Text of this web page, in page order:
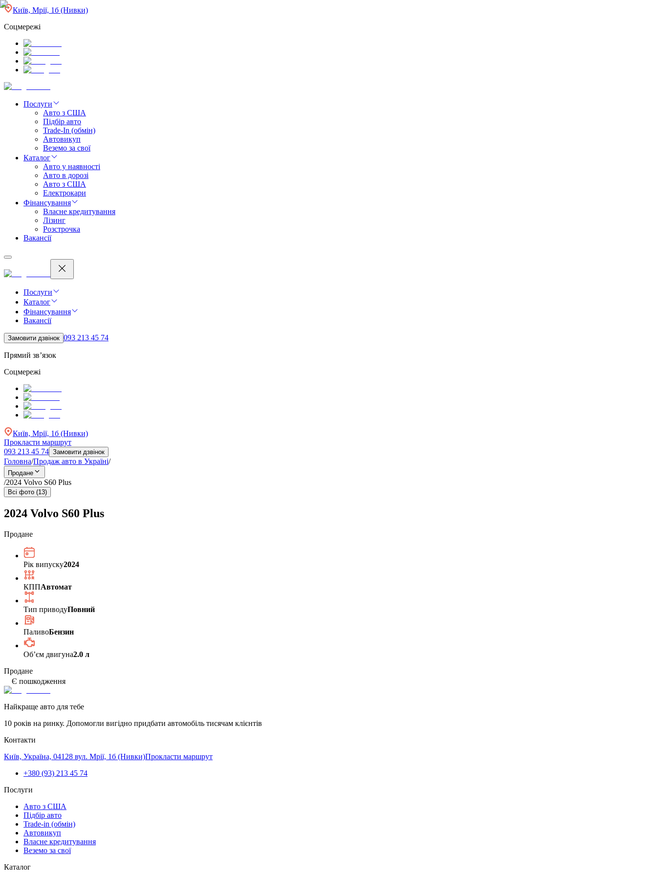
Київ, Мрії, 1б (Нивки)
Соцмережі
Послуги
Авто з США
Підбір авто
Trade-In (обмін)
Автовикуп
Веземо за свої
Каталог
Авто у наявності
Авто в дорозі
Авто з США
Електрокари
Фінансування
Власне кредитування
Лізинг
Розстрочка
Вакансії
Послуги
Каталог
Фінансування
Вакансії
Замовити дзвінок 093 213 45 74
Прямий зв’язок
Соцмережі
Київ, Мрії, 1б (Нивки)
Прокласти маршрут
093 213 45 74 Замовити дзвінок
Головна/Продаж авто в Україні/
Продане
/2024 Volvo S60 Plus
Всі фото (13)
2024 Volvo S60 Plus
Продане
Рік випуску2024
КППАвтомат
Тип приводуПовний
ПаливоБензин
Обʼєм двигуна2.0 л
Продане
Є пошкодження
Найкраще авто для тебе
10 років на ринку. Допомогли вигідно придбати автомобіль тисячам клієнтів
Контакти
Київ, Україна, 04128 вул. Мрії, 1б (Нивки)Прокласти маршрут
+380 (93) 213 45 74
Послуги
Авто з США
Підбір авто
Trade-in (обмін)
Автовикуп
Власне кредитування
Веземо за свої
Каталог